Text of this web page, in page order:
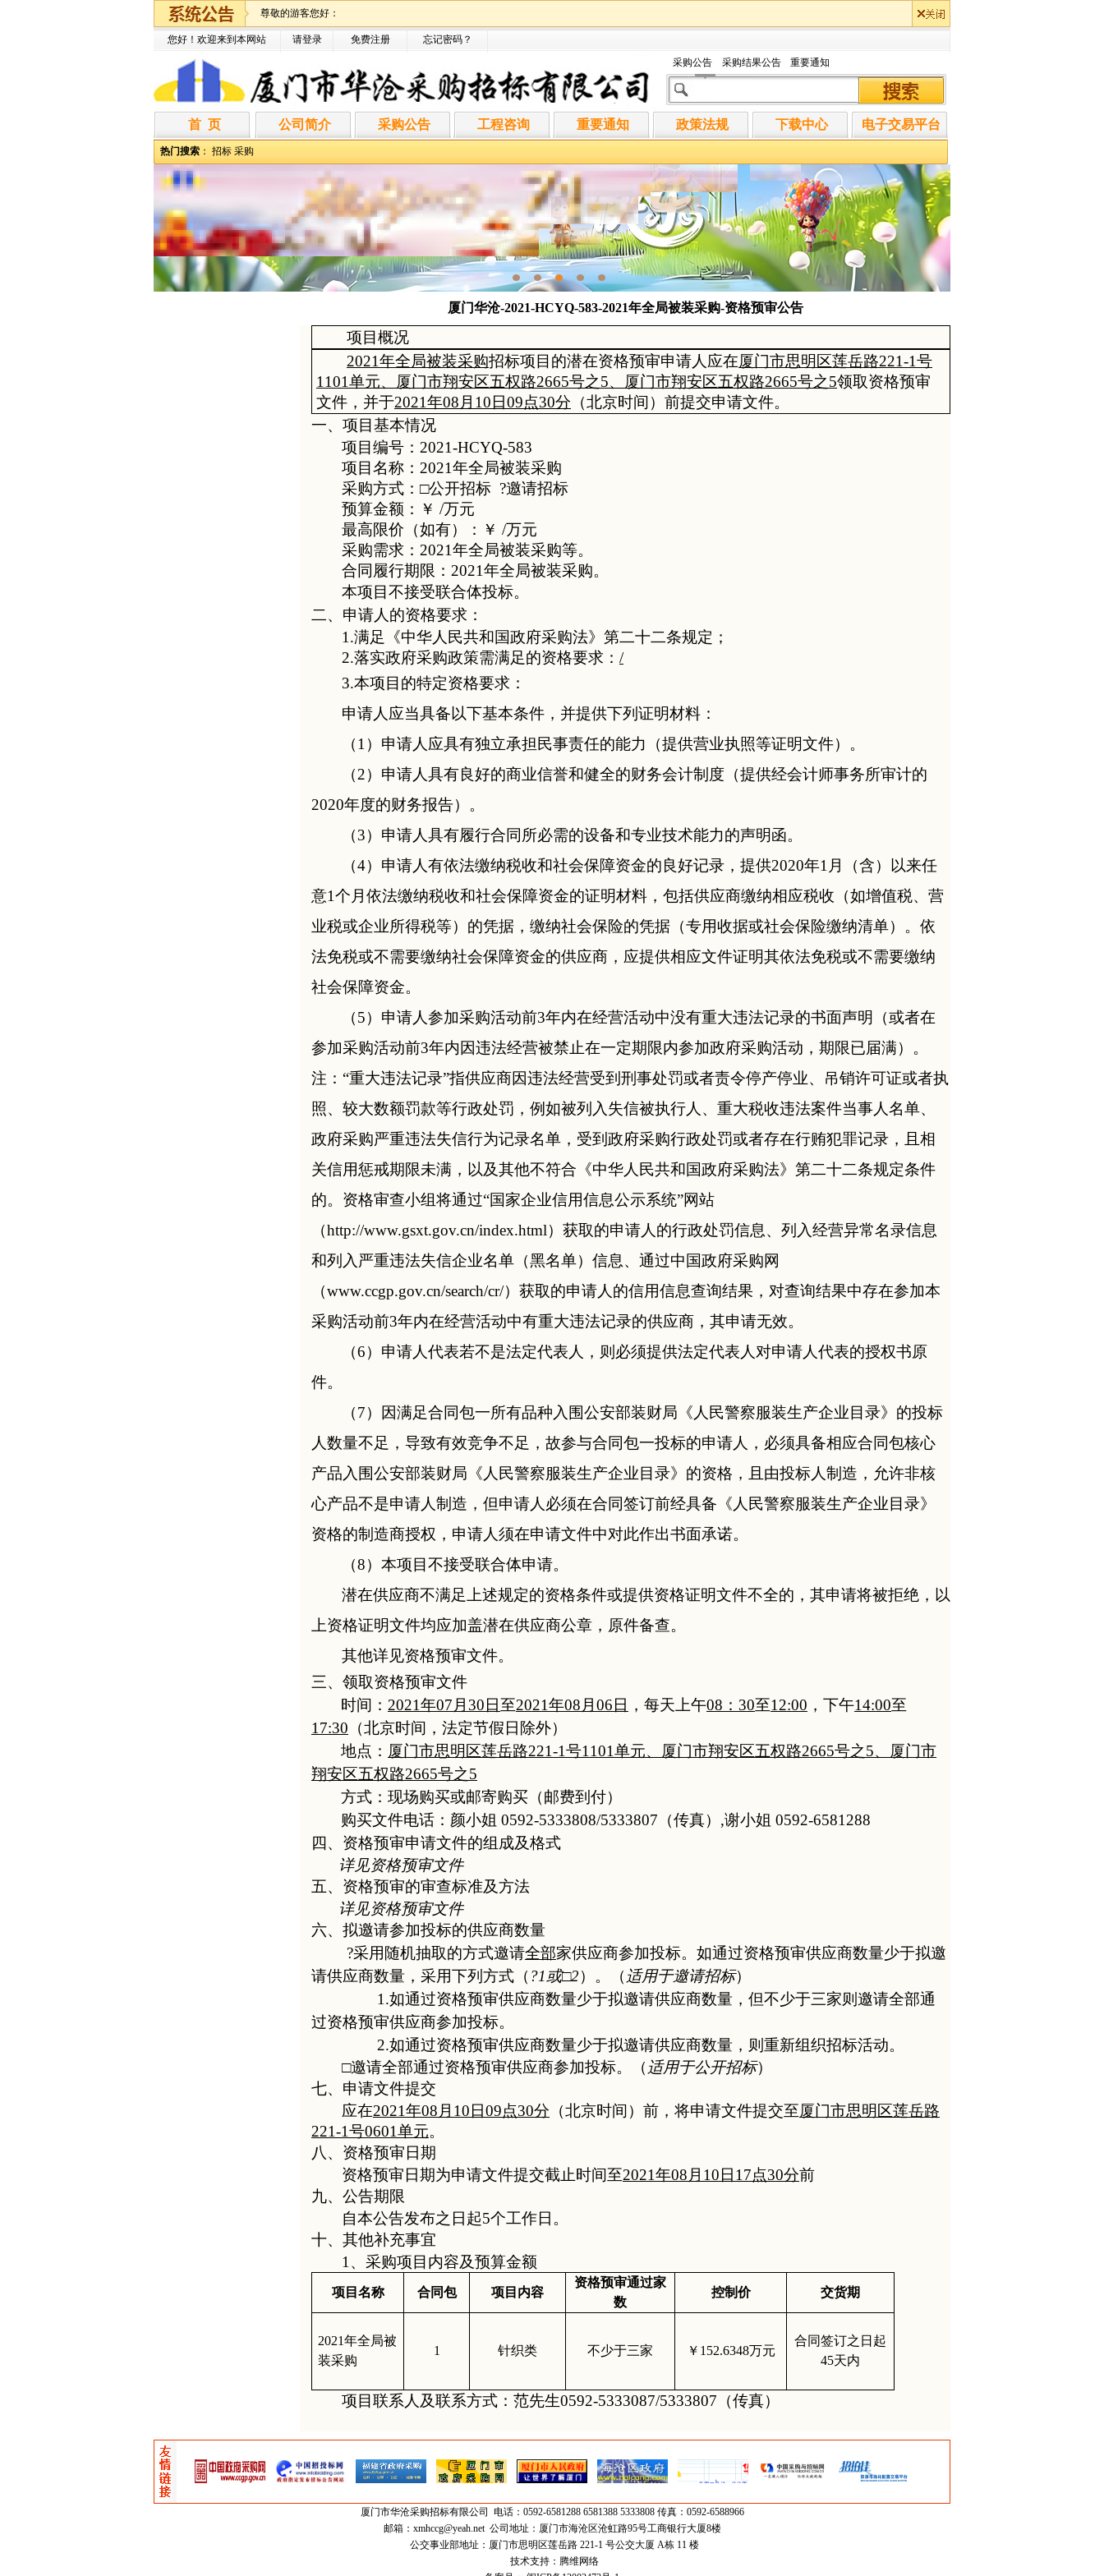
尊敬的游客您好：
您好！欢迎来到本网站 请登录 免费注册 忘记密码？
采购公告
采购结果公告 重要通知
首 页 公司简介 采购公告 工程咨询 重要通知 政策法规 下载中心 电子交易平台
热门搜索 ： 招标 采购
厦门华沧-2021-HCYQ-583-2021年全局被装采购-资格预审公告
项目概况
2021年全局被装采购招标项目的潜在资格预审申请人应在厦门市思明区莲岳路221-1号
1101单元、厦门市翔安区五权路2665号之5、厦门市翔安区五权路2665号之5领取资格预审
文件，并于2021年08月10日09点30分 （北京时间）前提交申请文件。
一、项目基本情况
项目编号： 2021-HCYQ-583
项目名称： 2021年全局被装采购
采购方式： □公开招标 ?邀请招标
预算金额：￥ /万元
最高限价（如有）：￥ /万元
采购需求： 2021年全局被装采购等。
合同履行期限： 2021年全局被装采购。
本项目 不接受联合体投标。
二、申请人的资格要求 ：
1.满足《中华人民共和国政府采购法》第二十二条规定；
2.落实政府采购政策需满足的资格要求： /
3.本项目的特定资格要求：
申请人应当具备以下基本条件，并提供下列证明材料：
（1 ）申请人应具有独立承担民事责任的能力（提供营业执照等证明文件）。
（2）申请人具有良好的商业信誉和健全的财务会计制度（提供经会计师事务所审计的
2020年度的财务报告）。
（3）申请人具有履行合同所必需的设备和专业技术能力的声明函。
（4）申请人有依法缴纳税收和社会保障资金的良好记录，提供2020年1月（含）以来任
意1个月依法缴纳税收和社会保障资金的证明材料，包括供应商缴纳相应税收（如增值税、营
业税或企业所得税等）的凭据，缴纳社会保险的凭据（专用收据或社会保险缴纳清单）。依
法免税或不需要缴纳社会保障资金的供应商，应提供相应文件证明其依法免税或不需要缴纳
社会保障资金。
（5）申请人参加采购活动前3年内在经营活动中没有重大违法记录的书面声明（或者在
参加采购活动前3年内因违法经营被禁止在一定期限内参加政府采购活动，期限已届满）。
注：“重大违法记录”指供应商因违法经营受到刑事处罚或者责令停产停业、吊销许可证或者执
照、较大数额罚款等行政处罚，例如被列入失信被执行人、重大税收违法案件当事人名单、
政府采购严重违法失信行为记录名单，受到政府采购行政处罚或者存在行贿犯罪记录，且相
关信用惩戒期限未满，以及其他不符合《中华人民共和国政府采购法》第二十二条规定条件
的。资格审查小组将通过“国家企业信用信息公示系统”网站
（http://www.gsxt.gov.cn/index.html）获取的申请人的行政处罚信息、列入经营异常名录信息
和列入严重违法失信企业名单（黑名单）信息、通过中国政府采购网
（www.ccgp.gov.cn/search/cr/）获取的申请人的信用信息查询结果，对查询结果中存在参加本
采购活动前3年内在经营活动中有重大违法记录的供应商，其申请无效。
（6）申请人代表若不是法定代表人，则必须提供法定代表人对申请人代表的授权书原
件。
（7）因满足合同包一所有品种入围公安部装财局《人民警察服装生产企业目录》的投标
人数量不足，导致有效竞争不足，故参与合同包一投标的申请人，必须具备相应合同包核心
产品入围公安部装财局《人民警察服装生产企业目录》的资格，且由投标人制造，允许非核
心产品不是申请人制造，但申请人必须在合同签订前经具备《人民警察服装生产企业目录》
资格的制造商授权，申请人须在申请文件中对此作出书面承诺。
（8）本项目不接受联合体申请。
潜在供应商不满足上述规定的资格条件或提供资格证明文件不全的，其申请将被拒绝，以
上资格证明文件均应加盖潜在供应商公章，原件备查。
其他详见资格预审文件。
三、领取资格预审文件
时间： 2021年07 月 30 日至2021年08 月 06 日 ，每天上午08：30至12:00 ，下午14:00至
17:30 （北京时间， 法定节假日 除外）
地点： 厦门市思明区莲岳路221-1号1101单元、厦门市翔安区五权路2665号之5、厦门市
翔安区五权路2665号之5
方式：现场购买或邮寄购买（邮费到付）
购买文件电话：颜小姐 0592-5333808/5333807（传真）,谢小姐 0592-6581288
四、资格预审申请文件的组成及格式
详见资格预审文件
五、资格预审的审查标准及方法
详见资格预审文件
六、拟邀请参加投标的供应商数量
?采用 随机抽取的方式邀请全部家供应商参加投标。如通过资格预审供应商数量少于拟邀
请供应商数量 ， 采用下列方式 （ ?1或□2）。 （ 适用于邀请招标）
1.如通过资格预审供应商数量少于拟邀请供应商数量 ，但不少于三家则 邀请全部通
过资格预审供应商参加投标。
2.如通过资格预审供应商数量少于拟邀请供应商数量 ， 则 重新组织招标活动。
□邀请全部通过资格预审供应商参加投标。 （ 适用于公开招标）
七、申请文件提交
应在2021年08月10日09点30分 （北京时间）前，将申请文件提交至厦门市思明区莲岳路
221-1号0601单元。
八、资格预审日期
资格预审日期为申请文件提交截止时间至2021年08月10日 17点30分前
九、公告期限
自本公告发布之日起5个工作日。
十、其他补充事宜
1、采购项目内容及预算金额
项目名称 合同包 项目内容
资格预审通过家
数
控制价 交货期
2021年全局被
装采购
1 针织类 不少于三家 ￥152.6348万元
合同签订之日起
45天内
项目联系人及联系方式： 范先生0592-5333087/5333807（传真）
厦门市华沧采购招标有限公司
电话：0592-6581288 6581388 5333808 传真：0592-6588966
邮箱： xmhccg@yeah.net公司地址：厦门市海沧区沧虹路95号工商银行大厦8楼
公交事业部地址：厦门市思明区莲岳路 221-1 号公交大厦 A栋 11 楼
技术支持： 腾维网络